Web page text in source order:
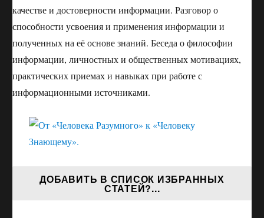
качестве и достоверности информации. Разговор о
способности усвоения и применения информации и
полученных на её основе знаний. Беседа о философии
информации, личностных и общественных мотивациях,
практических приемах и навыках при работе с
информационными источниками.
ДОБАВИТЬ В СПИСОК ИЗБРАННЫХ
СТАТЕЙ?...